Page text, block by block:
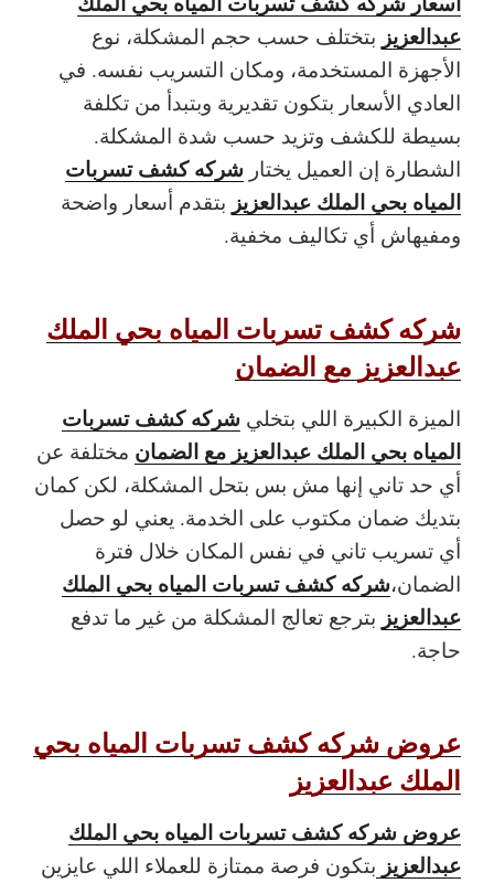
عبدالعزيز بتختلف حسب حجم المشكلة، نوع
الأجهزة المستخدمة، ومكان التسريب نفسه. في
العادي الأسعار بتكون تقديرية وبتبدأ من تكلفة
بسيطة للكشف وتزيد حسب شدة المشكلة.
الشطارة إن العميل يختار شركه كشف تسربات
المياه بحي الملك عبدالعزيز بتقدم أسعار واضحة
ومفيهاش أي تكاليف مخفية.
شركه كشف تسربات المياه بحي الملك
عبدالعزيز مع الضمان
الميزة الكبيرة اللي بتخلي شركه كشف تسربات
المياه بحي الملك عبدالعزيز مع الضمان مختلفة عن
أي حد تاني إنها مش بس بتحل المشكلة، لكن كمان
بتديك ضمان مكتوب على الخدمة. يعني لو حصل
أي تسريب تاني في نفس المكان خلال فترة
الضمان،شركه كشف تسربات المياه بحي الملك
عبدالعزيز بترجع تعالج المشكلة من غير ما تدفع
حاجة.
عروض شركه كشف تسربات المياه بحي
الملك عبدالعزيز
عروض شركه كشف تسربات المياه بحي الملك
عبدالعزيز بتكون فرصة ممتازة للعملاء اللي عايزين